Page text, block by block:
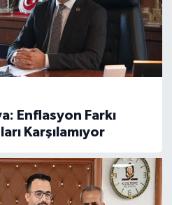
Enflasyon Farkı
Karşılamıyor